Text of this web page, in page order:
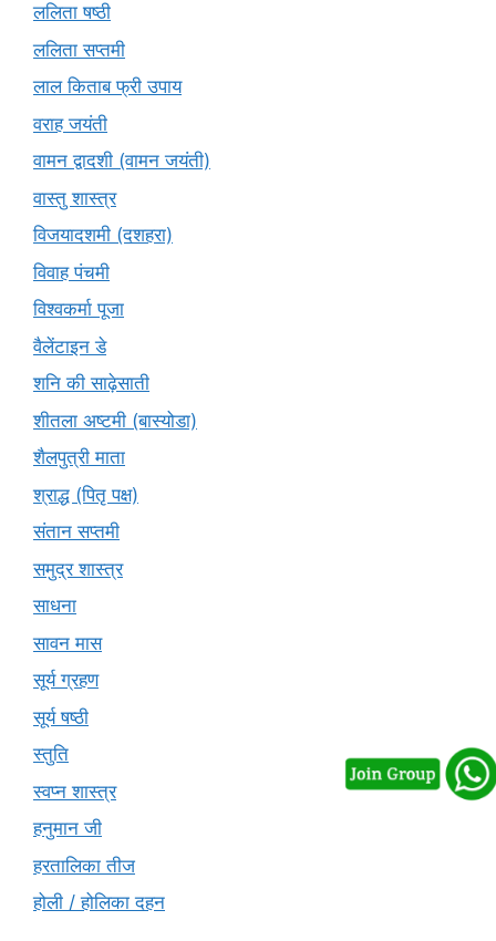
ललिता षष्ठी
ललिता सप्तमी
लाल किताब फ्री उपाय
वराह जयंती
वामन द्वादशी (वामन जयंती)
वास्तु शास्त्र
विजयादशमी (दशहरा)
विवाह पंचमी
विश्वकर्मा पूजा
वैलेंटाइन डे
शनि की साढ़ेसाती
शीतला अष्टमी (बास्योडा)
शैलपुत्री माता
श्राद्ध (पितृ पक्ष)
संतान सप्तमी
समुद्र शास्त्र
साधना
सावन मास
सूर्य ग्रहण
सूर्य षष्ठी
स्तुति
स्वप्न शास्त्र
हनुमान जी
हरतालिका तीज
होली / होलिका दहन